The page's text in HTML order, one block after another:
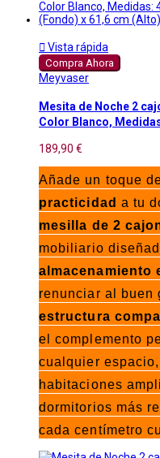
 Vista rápida
Compra Ahora
Meyvaser
Mesita de Noche 2
Color Blanco,
189,90 €
Añade un toque
practicidad a tu
mesilla de 2
mobiliario
almacenamiento
renunciar al buen
estructura
el complemento
cualquier
habitaciones
dormitorios más
cada centímetro